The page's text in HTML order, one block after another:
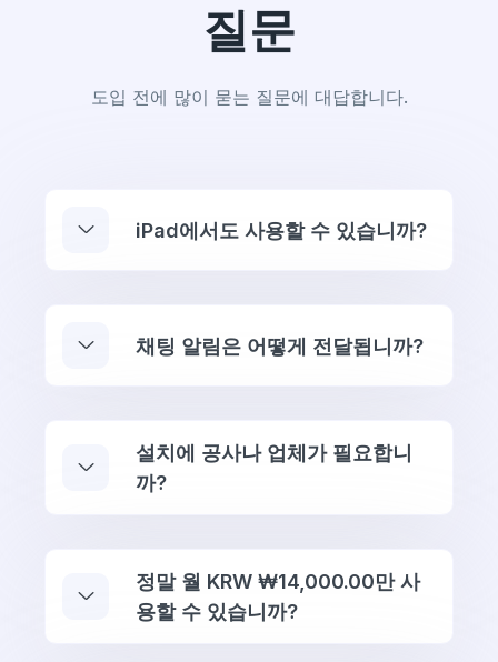
질문
도입 전에 많이 묻는 질문에 대답합니다.
iPad에서도 사용할 수 있습니까?
채팅 알림은 어떻게 전달됩니까?
설치에 공사나 업체가 필요합니
까?
정말 월 KRW ₩14,000.00만 사
용할 수 있습니까?